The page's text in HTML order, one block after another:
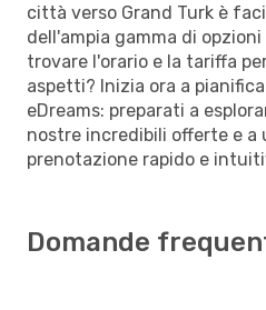
città verso Grand Turk è
dell'ampia gamma di
trovare l'orario e la tariffa
aspetti? Inizia ora a
eDreams: preparati a
nostre incredibili offerte e a
prenotazione rapido e
Domande